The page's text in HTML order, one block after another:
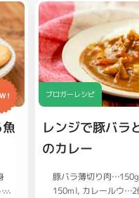
…
ブロガーレシピ
レンジで豚バラ
のカレー
豚バラ薄切り肉…150g
150ml カレールウ…2